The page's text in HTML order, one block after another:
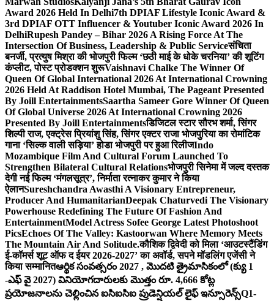
Award 2026 Held In Delhi7th DPIAF Lifestyle Iconic Award &
3rd DPIAF OTT Influencer & Youtuber Iconic Award 2026 In
DelhiRupesh Pandey – Bihar 2026 A Rising Force At The
Intersection Of Business, Leadership & Public Serviceसंचिता
बनर्जी, प्रत्युष मिश्रा की भोजपुरी फिल्म ‘छठी माई के धोके चरनिया’ की शूटिंग
कंप्लीट, पोस्ट प्रोडक्शन शुरूVaishnavi Chalke The Winner Of
Queen Of Global International 2026 At International Crowning
2026 Held At Raddison Hotel Mumbai, The Pageant Presented
By Joill EntertainmentsSaartha Sameer Gore Winner Of Queen
Of Global Universe 2026 At International Crowning 2026
Presented By Joill Entertainmentsडिजिटल स्टार सौरभ शर्मा, सिंगर
शिल्पी राज, एक्ट्रेस प्रियांशु सिंह, सिंगर एक्टर राजा भोजपुरिया का रोमांटिक
गाना ‘सिल्क वाली सड़िया’ होडा भोजपुरी पर हुआ रिलीजIndo
Mozambique Film And Cultural Forum Launched To
Strengthen Bilateral Cultural Relationsभोजपुरी सिनेमा में जल्द दस्तक
देगी नई फिल्म ‘मंगलसूत्र’, निर्माता रत्नाकर कुमार ने किया
ऐलानSureshchandra Awasthi A Visionary Entrepreneur,
Producer And HumanitarianDeepak Chaturvedi The Visionary
Powerhouse Redefining The Future Of Fashion And
EntertainmentModel Actress Sofee George Latest Photoshoot
PicsEchoes Of The Valley: Kastoorwan Where Memory Meets
The Mountain Air And Solitude.कौशिक द्विवेदी को मिला ‘आउटस्टैंडिंग
ई-कॉमर्स शूट ऑफ द ईयर 2026-2027’ का अवॉर्ड, सपने मॉडलिंग एजेंसी ने
किया सम्मानितఆర్థిక సంవత్సరం 2027 , మొదటి త్రైమాసికంలో (క్యు 1
-ఎఫ్ వై 2027) వినియోగదారులకు మొత్తం రూ. 4,666 కోట్ల
ప్రయోజనాలను చెల్లించిన ఐసిఐసిఐ ప్రుడెన్షియల్ లైఫ్ ఇన్సూరెన్స్Q1-